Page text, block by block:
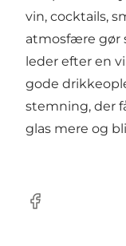
vin, cocktails,
atmosfære gør
leder efter en
gode
stemning, der
glas mere og
Facebook